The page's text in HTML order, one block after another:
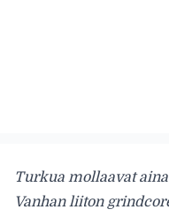
Turkua mollaavat
Vanhan liiton